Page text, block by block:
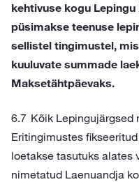
kehtivuse kogu
püsimakse teenuse
sellistel tingimustel,
kuuluvate summade
Maksetähtpäevaks.
Kõik Lepingujärgsed
Eritingimustes
loetakse tasutuks alates
nimetatud Laenuandja